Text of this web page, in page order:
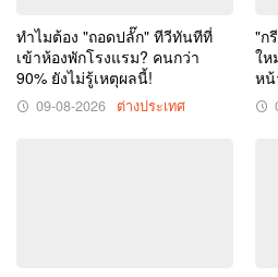
ก่อน
หมอ
สะดุด
ตา
นี้
ทำไมต้อง "ถอดปลั๊ก" ทีวีทันทีที่
เข้าห้องพักโรงแรม? คนกว่า
90% ยังไม่รู้เหตุผลนี้!
09-08-2026 ต่างประเทศ
"ก
ให
ห